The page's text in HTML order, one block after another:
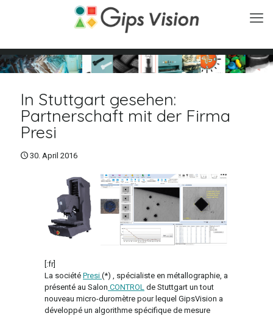
In Stuttgart gesehen:
Partnerschaft mit der Firma
Presi
30. April 2016
[:fr]
La société Presi (*) , spécialiste en métallographie, a
présenté au Salon CONTROL de Stuttgart un tout
nouveau micro-duromètre pour lequel GipsVision a
développé un algorithme spécifique de mesure